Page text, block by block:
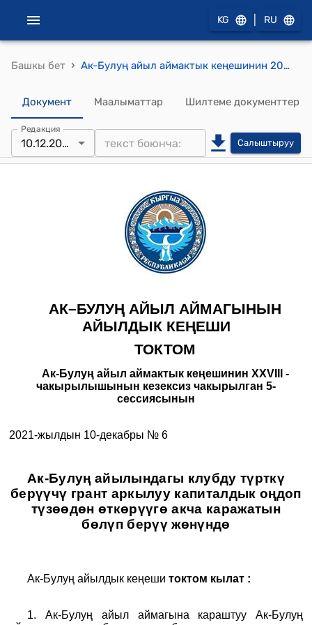
KG RU
Башкы бет › Ак-Булуң айыл аймактык кеңешинин 2021-жылдын 10-декабры № 6 "Ак-Булуң айылындагы клубду түрткү берүүчү грант аркылуу капиталдык оңдоп түзөөдөн өткөрүүгө акча каражатын бөлүп берүү жөнүндө" токтому
Документ Маалыматтар Шилтеме документтер
Редакция
10.12.2021 Салыштыруу